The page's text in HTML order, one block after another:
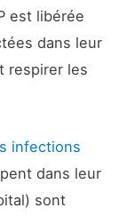
est libérée
dans leur
respirer les
infections
dans leur
sont